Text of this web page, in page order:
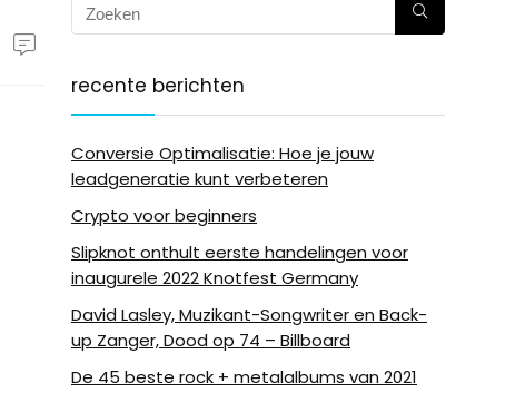
recente berichten
Conversie Optimalisatie: Hoe je jouw
leadgeneratie kunt verbeteren
Crypto voor beginners
Slipknot onthult eerste handelingen voor
inaugurele 2022 Knotfest Germany
David Lasley, Muzikant-Songwriter en Back-
up Zanger, Dood op 74 – Billboard
De 45 beste rock + metalalbums van 2021